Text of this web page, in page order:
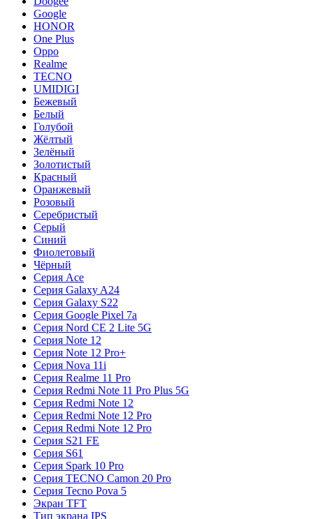
Google
HONOR
One Plus
Oppo
Realme
TECNO
UMIDIGI
Бежевый
Белый
Голубой
Жёлтый
Зелёный
Золотистый
Красный
Оранжевый
Розовый
Серебристый
Серый
Синий
Фиолетовый
Чёрный
Серия Ace
Серия Galaxy A24
Серия Galaxy S22
Серия Google Pixel 7a
Серия Nord CE 2 Lite 5G
Серия Note 12
Серия Note 12 Pro+
Серия Nova 11i
Серия Realme 11 Pro
Серия Redmi Note 11 Pro Plus 5G
Серия Redmi Note 12
Серия Redmi Note 12 Pro
Серия Redmi Note 12 Pro
Серия S21 FE
Серия S61
Серия Spark 10 Pro
Серия TECNO Camon 20 Pro
Серия Tecno Pova 5
Экран TFT
Тип экрана IPS